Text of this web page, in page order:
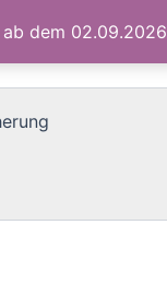
dem 02.09.2026